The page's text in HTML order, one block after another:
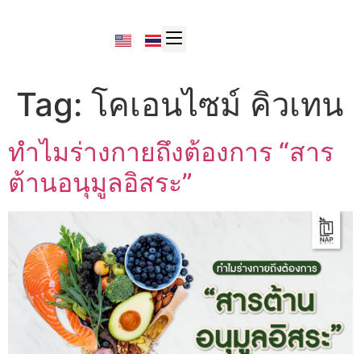
Tag: โคเอนไซม์ คิวเทน
ทำไมร่างกายถึงต้องการ “สาร
ต้านอนุมูลอิสระ”